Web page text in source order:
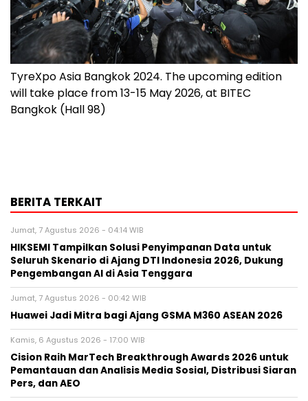
TyreXpo Asia Bangkok 2024. The upcoming edition
will take place from 13-15 May 2026, at BITEC
Bangkok (Hall 98)
BERITA TERKAIT
Jumat, 7 Agustus 2026 - 04:14 WIB
HIKSEMI Tampilkan Solusi Penyimpanan Data untuk
Seluruh Skenario di Ajang DTI Indonesia 2026, Dukung
Pengembangan AI di Asia Tenggara
Jumat, 7 Agustus 2026 - 00:42 WIB
Huawei Jadi Mitra bagi Ajang GSMA M360 ASEAN 2026
Kamis, 6 Agustus 2026 - 17:00 WIB
Cision Raih MarTech Breakthrough Awards 2026 untuk
Pemantauan dan Analisis Media Sosial, Distribusi Siaran
Pers, dan AEO